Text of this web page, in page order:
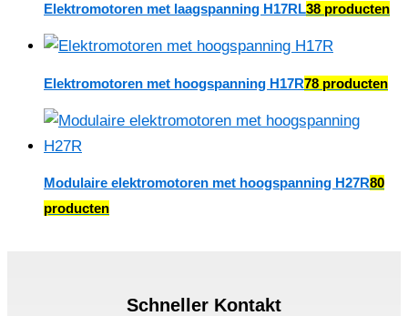
Elektromotoren met laagspanning H17RL38 producten
Elektromotoren met hoogspanning H17R78 producten
Modulaire elektromotoren met hoogspanning H27R80
producten
Schneller Kontakt